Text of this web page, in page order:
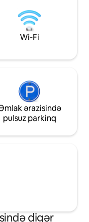
Wi-Fi
ərazisində
pulsuz parkinq
digər